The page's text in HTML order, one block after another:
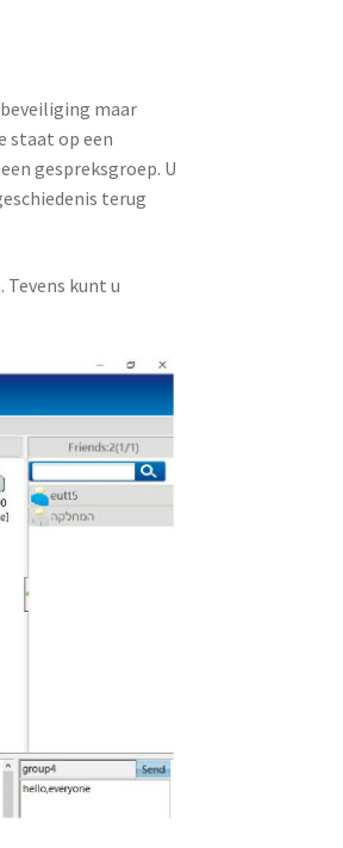
maar
staat op een
gespreksgroep. U
terug
kunt u